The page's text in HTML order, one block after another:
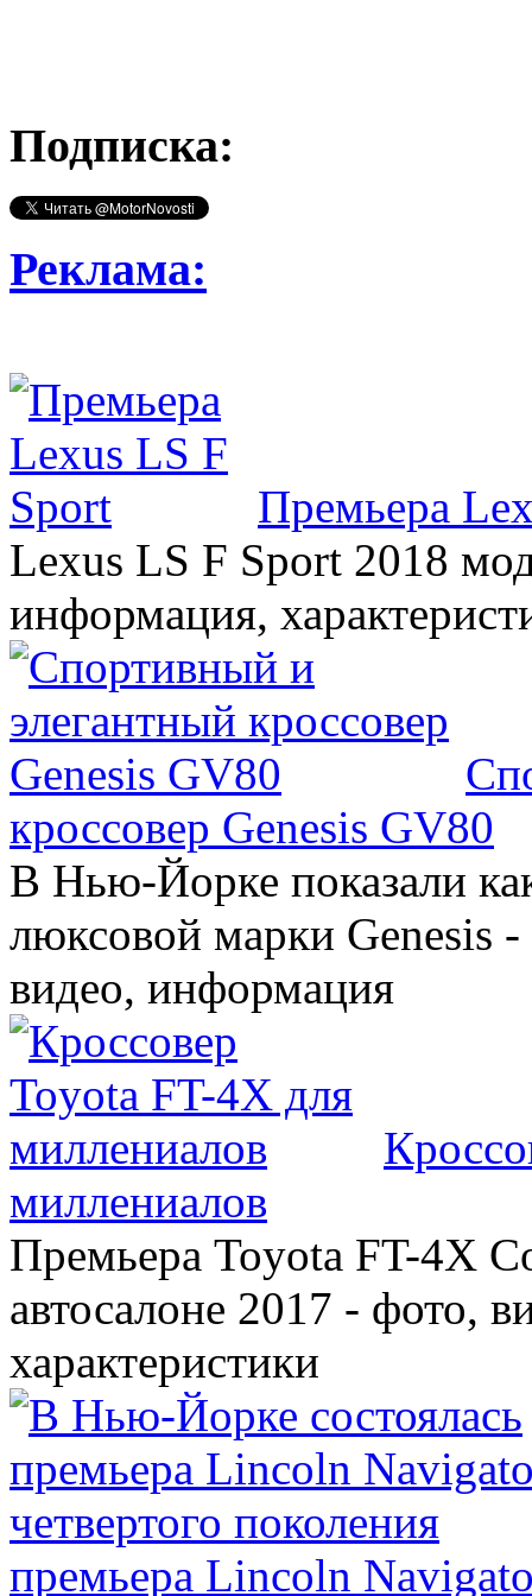
Подписка:
Реклама:
Премьера
Lexus LS F Sport 2018
информация,
кроссовер Genesis GV80
В Нью-Йорке показали
люксовой марки Genesis
видео, информация
миллениалов
Премьера Toyota FT-4X
автосалоне 2017 - фото,
характеристики
премьера Lincoln